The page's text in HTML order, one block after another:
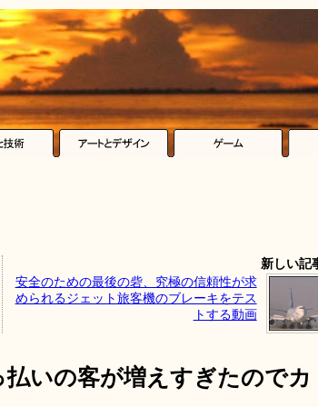
新しい記
安全のための最後の砦、究極の信頼性が求
められるジェット旅客機のブレーキをテス
トする動画
いの客が増えすぎたのでカ